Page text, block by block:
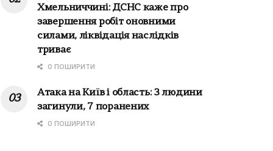
Хмельниччині: ДСНС каже про
завершення робіт оновними
силами, ліквідація наслідків
триває
0 ПОШИРИТИ
Атака на Київ і область: 3 людини
загинули, 7 поранених
0 ПОШИРИТИ